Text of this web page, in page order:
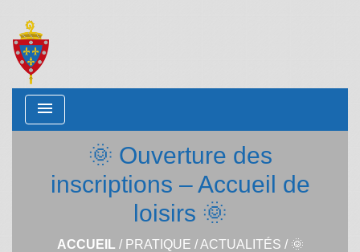
menu
🌞 Ouverture des
inscriptions – Accueil de
loisirs 🌞
ACCUEIL / PRATIQUE /ACTUALITÉS / 🌞